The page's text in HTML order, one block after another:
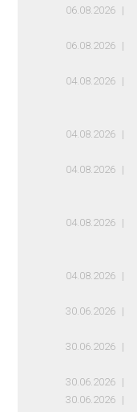
06.08.2026
06.08.2026
04.08.2026
04.08.2026
04.08.2026
04.08.2026
04.08.2026
30.06.2026
30.06.2026
30.06.2026
30.06.2026